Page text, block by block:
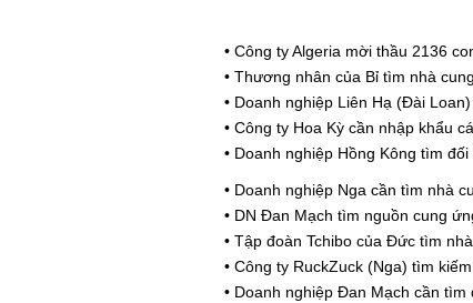
• Công ty Algeria mời thầu 2136
• Thương nhân của Bỉ tìm nhà
• Doanh nghiệp Liên Hạ (Đài
• Công ty Hoa Kỳ cần nhập khẩu
• Doanh nghiệp Hồng Kông tìm
• Doanh nghiệp Nga cần tìm nhà
• DN Đan Mạch tìm nguồn cung
• Tập đoàn Tchibo của Đức tìm
• Công ty RuckZuck (Nga) tìm
• Doanh nghiệp Đan Mạch cần